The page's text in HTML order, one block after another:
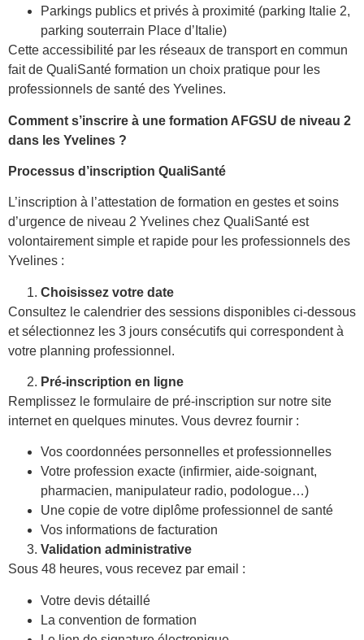
Parkings publics et privés à proximité (parking Italie 2,
parking souterrain Place d’Italie)
Cette accessibilité par les réseaux de transport en commun
fait de QualiSanté formation un choix pratique pour les
professionnels de santé des Yvelines.
Comment s’inscrire à une formation AFGSU de niveau 2
dans les Yvelines ?
Processus d’inscription QualiSanté
L’inscription à l’attestation de formation en gestes et soins
d’urgence de niveau 2 Yvelines chez QualiSanté est
volontairement simple et rapide pour les professionnels des
Yvelines :
Choisissez votre date
Consultez le calendrier des sessions disponibles ci-dessous
et sélectionnez les 3 jours consécutifs qui correspondent à
votre planning professionnel.
Pré-inscription en ligne
Remplissez le formulaire de pré-inscription sur notre site
internet en quelques minutes. Vous devrez fournir :
Vos coordonnées personnelles et professionnelles
Votre profession exacte (infirmier, aide-soignant,
pharmacien, manipulateur radio, podologue…)
Une copie de votre diplôme professionnel de santé
Vos informations de facturation
Validation administrative
Sous 48 heures, vous recevez par email :
Votre devis détaillé
La convention de formation